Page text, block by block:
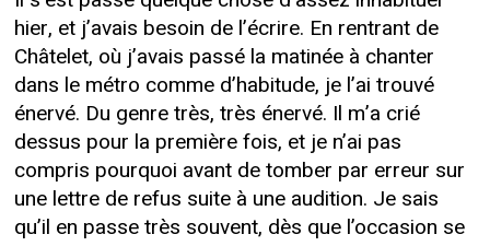
hier, et j’avais besoin de l’écrire. En rentrant de
Châtelet, où j’avais passé la matinée à chanter
dans le métro comme d’habitude, je l’ai trouvé
énervé. Du genre très, très énervé. Il m’a crié
dessus pour la première fois, et je n’ai pas
compris pourquoi avant de tomber par erreur sur
une lettre de refus suite à une audition. Je sais
qu’il en passe très souvent, dès que l’occasion se